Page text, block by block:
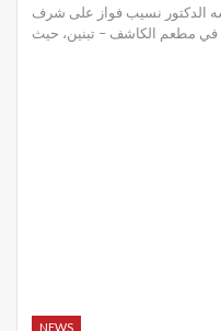
الدكتور نسيب فواز على شرف
NEWS